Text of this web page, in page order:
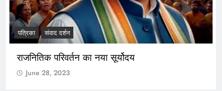
पत्रिका संवाद दर्शन
राजनितिक परिवर्तन का नया सूर्योदय
June 28, 2023